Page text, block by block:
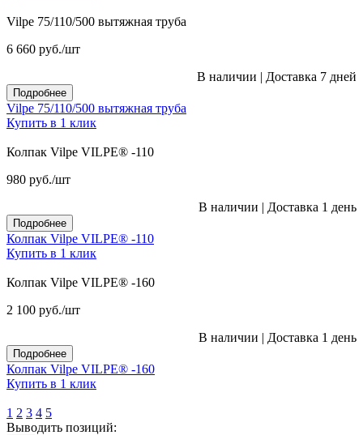
Vilpe 75/110/500 вытяжная труба
6 660 руб./шт
В наличии | Доставка 7 дней
Подробнее
Vilpe 75/110/500 вытяжная труба
Купить в 1 клик
Колпак Vilpe VILPE® -110
980 руб./шт
В наличии | Доставка 1 день
Подробнее
Колпак Vilpe VILPE® -110
Купить в 1 клик
Колпак Vilpe VILPE® -160
2 100 руб./шт
В наличии | Доставка 1 день
Подробнее
Колпак Vilpe VILPE® -160
Купить в 1 клик
1 2 3 4 5
Выводить позиций: